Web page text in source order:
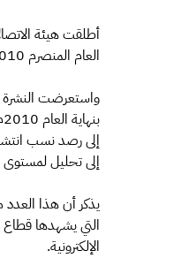
أطلقت هيئة
العام المنصرم 2010م في قطاع الاتصالات وتقنية المعلومات في المملكة.
واستعرضت النشرة
إلى رصد نسب
إلى تحليل
يذكر أن هذا العدد
التي يشهدها قطاع
الإلكترونية.